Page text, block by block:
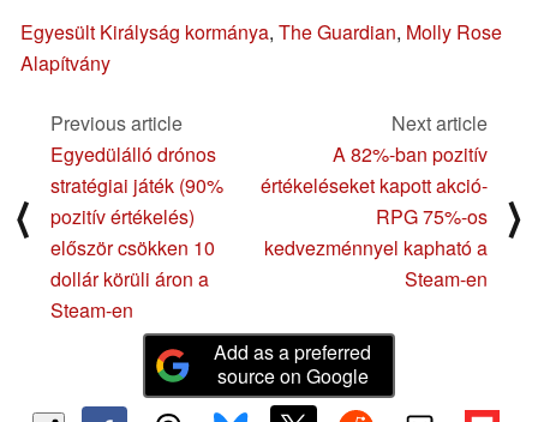
Egyesült Királyság kormánya, The Guardian, Molly Rose
Alapítvány
⟨
Previous article
Egyedülálló drónos
stratégiai játék (90%
pozitív értékelés)
először csökken 10
dollár körüli áron a
Steam-en
Next article
A 82%-ban pozitív
értékeléseket kapott akció-
RPG 75%-os
kedvezménnyel kapható a
Steam-en
⟩
Add as a preferred
source on Google